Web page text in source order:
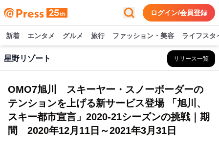
ログイン/会員登録
新着 エンタメ グルメ 旅行 ファッション・美容 ライフスタ
星野リゾート リリース一覧
OMO7旭川 スキーヤー・スノーボーダーの
テンションを上げる新サービス登場 「旭川、
スキー都市宣言」2020-21シーズンの挑戦｜期
間 2020年12月11日～2021年3月31日